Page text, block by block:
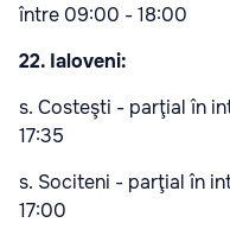
între 09:00 - 18:00
22. Ialoveni:
s. Costeşti - parţial în
17:35
s. Sociteni - parţial în
17:00